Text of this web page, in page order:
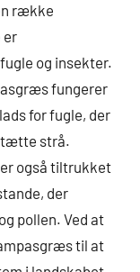
række
er
og insekter.
fungerer
for fugle, der
tætte strå.
også tiltrukket
der
pollen. Ved at
til at